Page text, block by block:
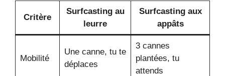
Critère
Surfcasting au
leurre
Surfcasting aux
appâts
Mobilité
Une canne, tu te
déplaces
3 cannes
plantées, tu
attends